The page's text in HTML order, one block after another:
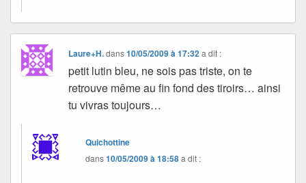
Laure+H.dans10/05/2009 à 17:32 a dit :
petit lutin bleu, ne sois pas triste, on te
retrouve même au fin fond des tiroirs… ainsi
tu vivras toujours…
Quichottine
dans10/05/2009 à 18:58a dit :